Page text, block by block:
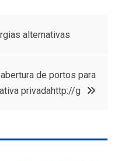
alternativas
de portos para
privadahttp://g